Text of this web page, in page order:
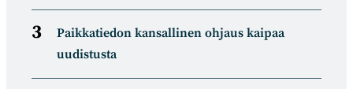
Paikkatiedon kansallinen ohjaus kaipaa
uudistusta